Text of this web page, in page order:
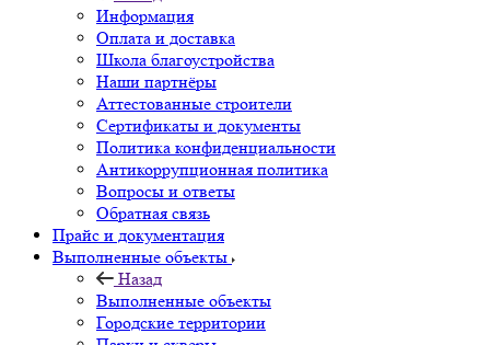
Информация
Оплата и доставка
Школа благоустройства
Наши партнёры
Аттестованные строители
Сертификаты и документы
Политика конфиденциальности
Антикоррупционная политика
Вопросы и ответы
Обратная связь
Прайс и документация
Выполненные объекты
Назад
Выполненные объекты
Городские территории